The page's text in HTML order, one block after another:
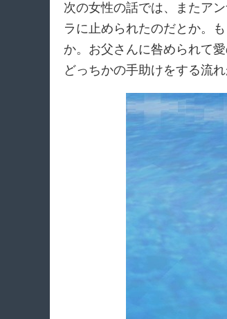
次の女性の話では、またア
ラに止められたのだとか。
か。お父さんに咎められて
どっちかの手助けをする流